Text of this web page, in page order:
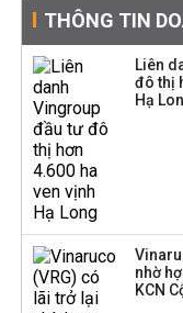
THÔNG TIN
Liên
đô thị
Hạ
nhờ
KCN